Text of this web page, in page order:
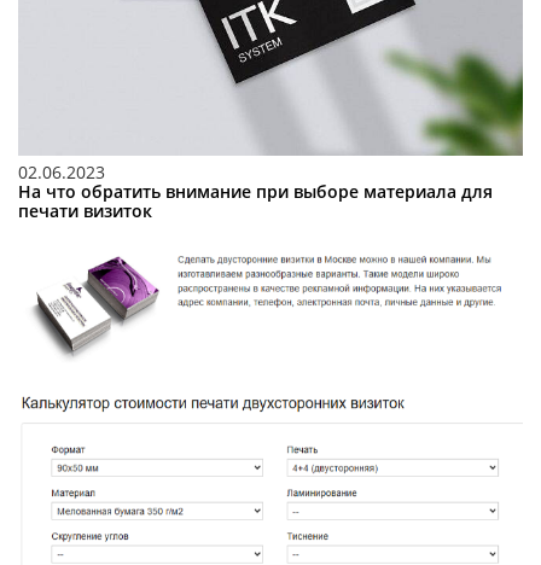
02.06.2023
На что обратить внимание при выборе материала для
печати визиток